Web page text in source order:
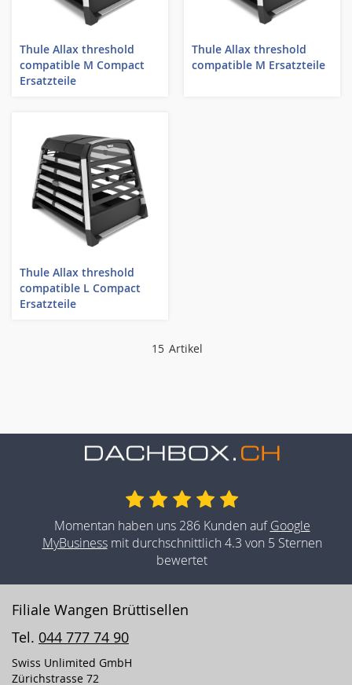
Thule Allax threshold
compatible M Compact
Ersatzteile
Thule Allax threshold
compatible M Ersatzteile
Thule Allax threshold
compatible L Compact
Ersatzteile
15 Artikel
Momentan haben uns 286 Kunden aufGoogle
MyBusinessmit durchschnittlich 4.3 von 5 Sternen
bewertet
Filiale Wangen Brüttisellen
Tel. 044 777 74 90
Swiss Unlimited GmbH
Zürichstrasse 72